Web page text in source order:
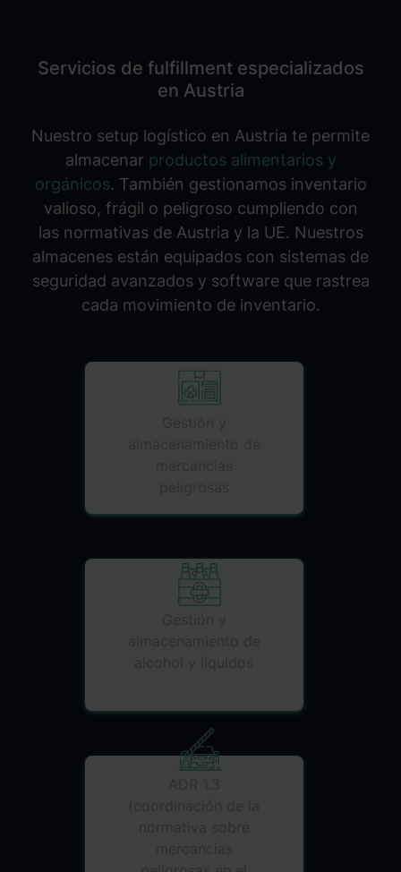
Servicios de fulfillment especializados
en Austria
Nuestro setup logístico en Austria te permite
almacenar productos alimentarios y
orgánicos. También gestionamos inventario
valioso, frágil o peligroso cumpliendo con
las normativas de Austria y la UE. Nuestros
almacenes están equipados con sistemas de
seguridad avanzados y software que rastrea
cada movimiento de inventario.